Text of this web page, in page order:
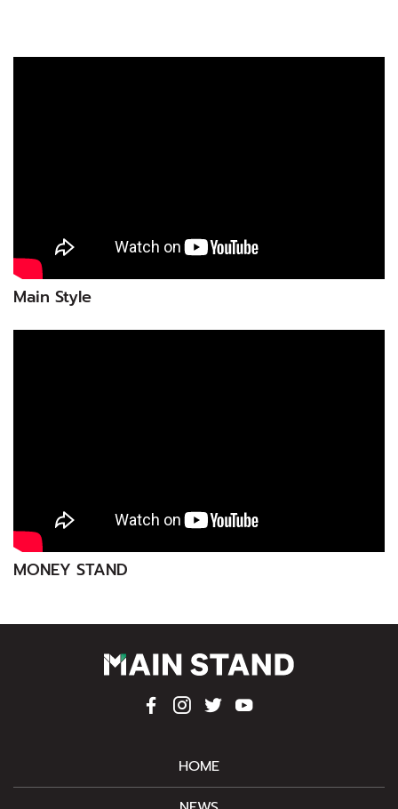
Main Style
MONEY STAND
HOME